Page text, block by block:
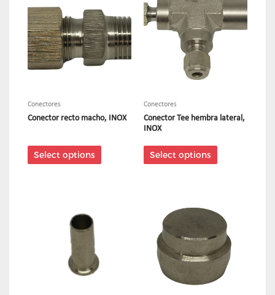
Conectores
Conector recto macho, INOX
Select options
Conectores
Conector Tee hembra lateral,
INOX
Select options